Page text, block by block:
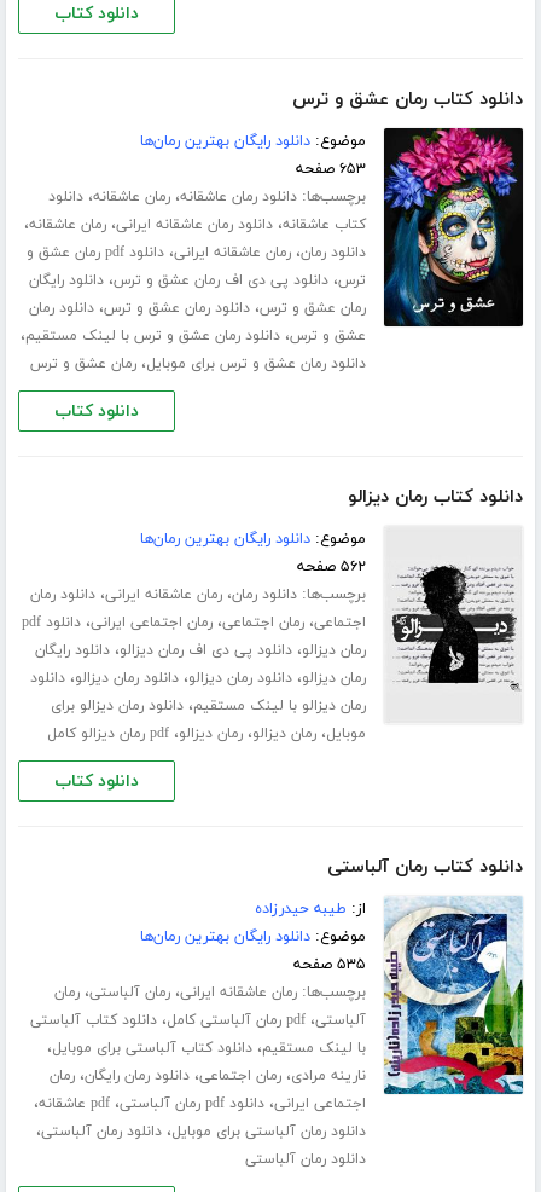
دانلود کتاب
دانلود کتاب رمان عشق و ترس
موضوع:دانلود رایگان بهترین رمان‌ها
۶۵۳ صفحه
برچسب‌ها:دانلود رمان عاشقانه،رمان عاشقانه،دانلود
کتاب عاشقانه،دانلود رمان عاشقانه ایرانی،رمان عاشقانه،
دانلود رمان،رمان عاشقانه ایرانی،
دانلود pdf رمان عشق و
ترس،دانلود پی دی اف رمان عشق و ترس،دانلود رایگان
رمان عشق و ترس،دانلود رمان عشق و ترس،دانلود رمان
عشق و ترس،دانلود رمان عشق و ترس با لینک مستقیم،
دانلود رمان عشق و ترس برای موبایل،رمان عشق و ترس
دانلود کتاب
دانلود کتاب رمان دیزالو
موضوع:دانلود رایگان بهترین رمان‌ها
۵۶۲ صفحه
برچسب‌ها:دانلود رمان،رمان عاشقانه ایرانی،دانلود رمان
اجتماعی،رمان اجتماعی،رمان اجتماعی ایرانی،
دانلود pdf
رمان دیزالو،دانلود پی دی اف رمان دیزالو،دانلود رایگان
رمان دیزالو،دانلود رمان دیزالو،دانلود رمان دیزالو،دانلود
رمان دیزالو با لینک مستقیم،دانلود رمان دیزالو برای
موبایل،رمان دیزالو،رمان دیزالو،pdf رمان دیزالو کامل
دانلود کتاب
دانلود کتاب رمان آلباستی
از: طیبه حیدرزاده
موضوع:دانلود رایگان بهترین رمان‌ها
۵۳۵ صفحه
برچسب‌ها:رمان عاشقانه ایرانی،رمان آلباستی،رمان
آلباستی،pdf رمان آلباستی کامل ،دانلود کتاب آلباستی
با لینک مستقیم،دانلود کتاب آلباستی برای موبایل،
نارینه مرادی،رمان اجتماعی،دانلود رمان رایگان،رمان
اجتماعی ایرانی،دانلود pdf رمان آلباستی ،pdf عاشقانه ،
دانلود رمان آلباستی برای موبایل،دانلود رمان آلباستی،
دانلود رمان آلباستی